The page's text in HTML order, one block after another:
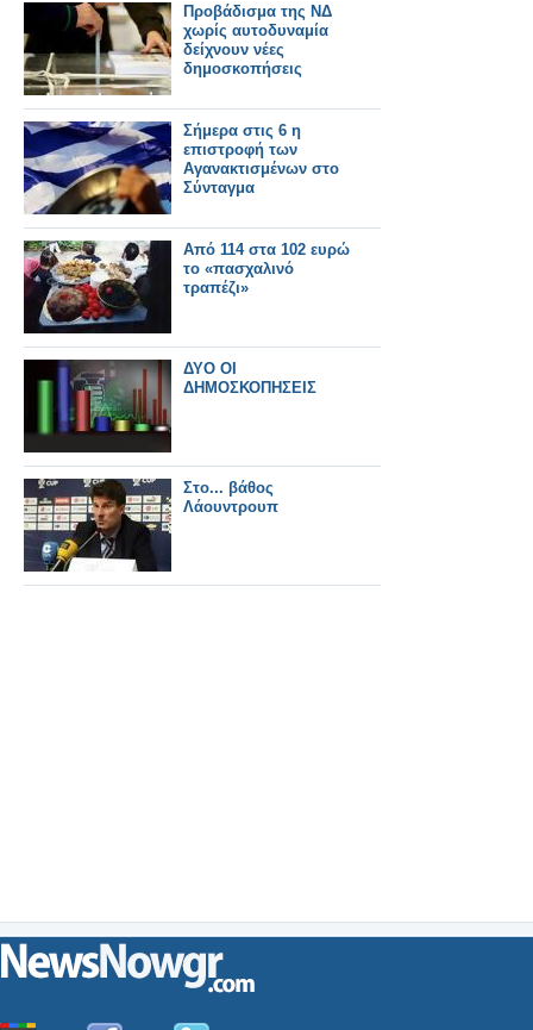
Προβάδισμα της ΝΔ
χωρίς αυτοδυναμία
δείχνουν νέες
δημοσκοπήσεις
Σήμερα στις 6 η
επιστροφή των
Αγανακτισμένων στο
Σύνταγμα
Από 114 στα 102 ευρώ
το «πασχαλινό
τραπέζι»
ΔΥΟ ΟΙ
ΔΗΜΟΣΚΟΠΗΣΕΙΣ
Στο... βάθος
Λάουντρουπ